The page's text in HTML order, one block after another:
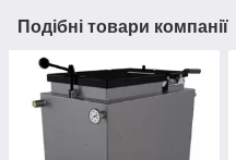
Подібні товари компанії